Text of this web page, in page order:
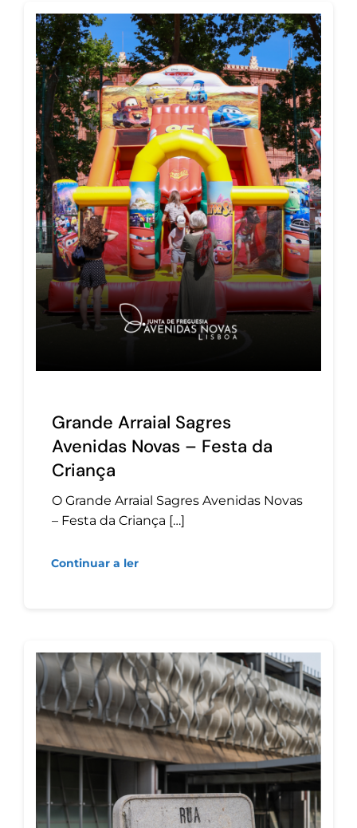
Grande Arraial Sagres
Avenidas Novas – Festa da
Criança
O Grande Arraial Sagres Avenidas Novas
– Festa da Criança […]
Continuar a ler